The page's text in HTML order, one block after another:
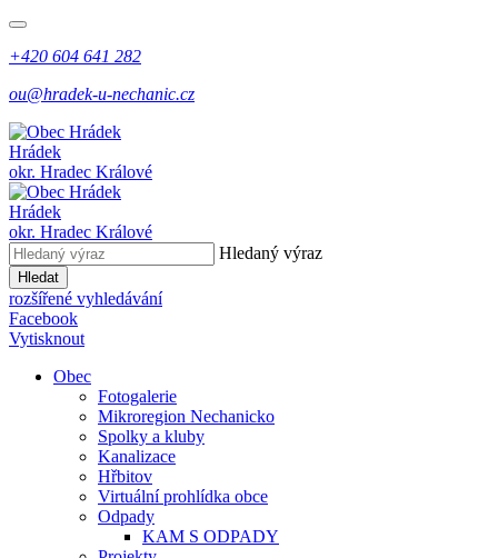
+420 604 641 282
ou@hradek-u-nechanic.cz
Hrádek
okr. Hradec Králové
Hrádek
okr. Hradec Králové
Hledaný výraz
Hledat
rozšířené vyhledávání
Facebook
Vytisknout
Obec
Fotogalerie
Mikroregion Nechanicko
Spolky a kluby
Kanalizace
Hřbitov
Virtuální prohlídka obce
Odpady
KAM S ODPADY